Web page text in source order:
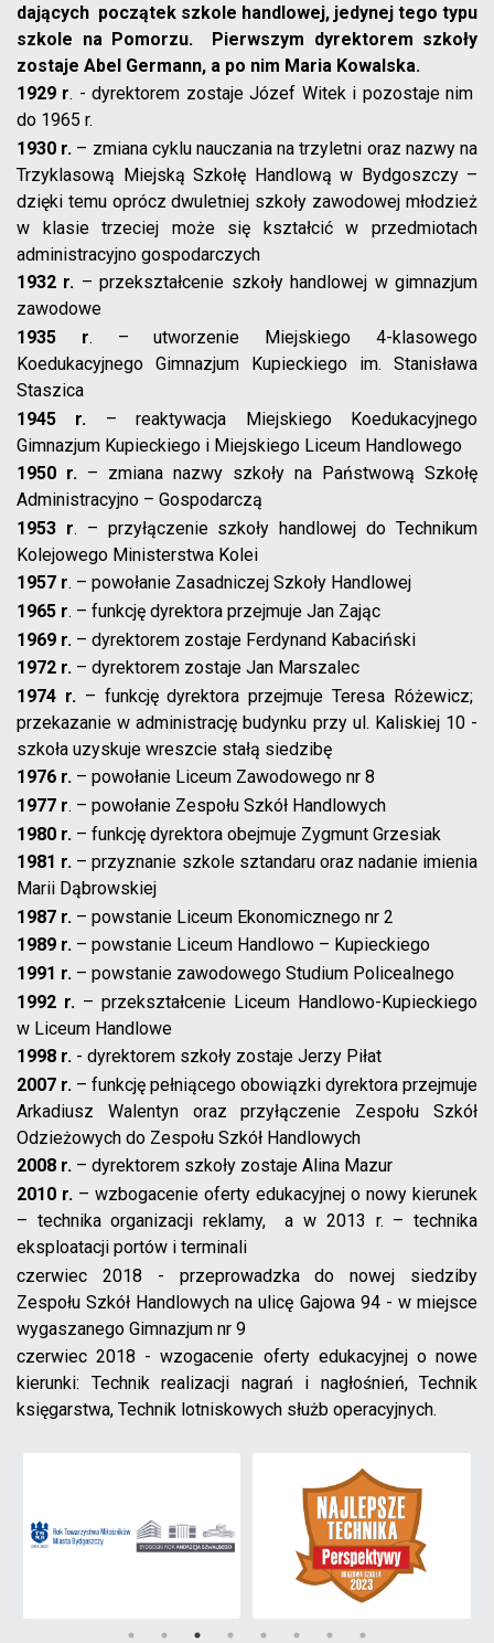
dających początek szkole handlowej, jedynej tego typu
szkole na Pomorzu. Pierwszym dyrektorem szkoły
zostaje Abel Germann, a po nim Maria Kowalska.
1929 r. - dyrektorem zostaje Józef Witek i pozostaje nim
do 1965 r.
1930 r. – zmiana cyklu nauczania na trzyletni oraz nazwy na
Trzyklasową Miejską Szkołę Handlową w Bydgoszczy –
dzięki temu oprócz dwuletniej szkoły zawodowej młodzież
w klasie trzeciej może się kształcić w przedmiotach
administracyjno gospodarczych
1932 r. – przekształcenie szkoły handlowej w gimnazjum
zawodowe
1935 r. – utworzenie Miejskiego 4-klasowego
Koedukacyjnego Gimnazjum Kupieckiego im. Stanisława
Staszica
1945 r. – reaktywacja Miejskiego Koedukacyjnego
Gimnazjum Kupieckiego i Miejskiego Liceum Handlowego
1950 r. – zmiana nazwy szkoły na Państwową Szkołę
Administracyjno – Gospodarczą
1953 r. – przyłączenie szkoły handlowej do Technikum
Kolejowego Ministerstwa Kolei
1957 r. – powołanie Zasadniczej Szkoły Handlowej
1965 r. – funkcję dyrektora przejmuje Jan Zając
1969 r. – dyrektorem zostaje Ferdynand Kabaciński
1972 r. – dyrektorem zostaje Jan Marszalec
1974 r. – funkcję dyrektora przejmuje Teresa Różewicz;
przekazanie w administrację budynku przy ul. Kaliskiej 10 -
szkoła uzyskuje wreszcie stałą siedzibę
1976 r. – powołanie Liceum Zawodowego nr 8
1977 r. – powołanie Zespołu Szkół Handlowych
1980 r. – funkcję dyrektora obejmuje Zygmunt Grzesiak
1981 r. – przyznanie szkole sztandaru oraz nadanie imienia
Marii Dąbrowskiej
1987 r. – powstanie Liceum Ekonomicznego nr 2
1989 r. – powstanie Liceum Handlowo – Kupieckiego
1991 r. – powstanie zawodowego Studium Policealnego
1992 r. – przekształcenie Liceum Handlowo-Kupieckiego
w Liceum Handlowe
1998 r. - dyrektorem szkoły zostaje Jerzy Piłat
2007 r. – funkcję pełniącego obowiązki dyrektora przejmuje
Arkadiusz Walentyn oraz przyłączenie Zespołu Szkół
Odzieżowych do Zespołu Szkół Handlowych
2008 r. – dyrektorem szkoły zostaje Alina Mazur
2010 r. – wzbogacenie oferty edukacyjnej o nowy kierunek
– technika organizacji reklamy, a w 2013 r. – technika
eksploatacji portów i terminali
czerwiec 2018 - przeprowadzka do nowej siedziby
Zespołu Szkół Handlowych na ulicę Gajowa 94 - w miejsce
wygaszanego Gimnazjum nr 9
czerwiec 2018 - wzogacenie oferty edukacyjnej o nowe
kierunki: Technik realizacji nagrań i nagłośnień, Technik
księgarstwa, Technik lotniskowych służb operacyjnych.